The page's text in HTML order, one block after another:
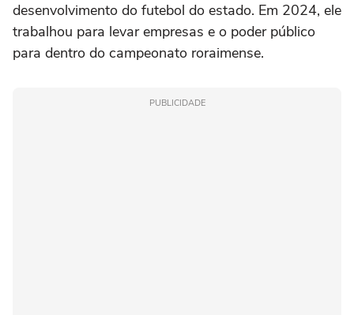
desenvolvimento do futebol do estado. Em 2024, ele
trabalhou para levar empresas e o poder público
para dentro do campeonato roraimense.
PUBLICIDADE